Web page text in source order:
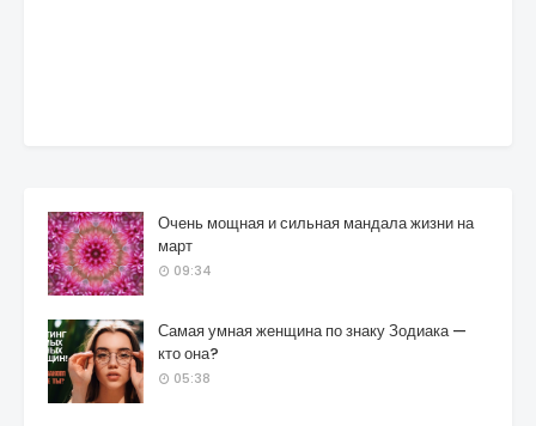
Очень мощная и сильная мандала жизни на
март
09:34
Самая умная женщина по знаку Зодиака —
кто она?
05:38